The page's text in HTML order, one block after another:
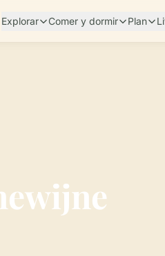
Explorar Comer y dormir Plan